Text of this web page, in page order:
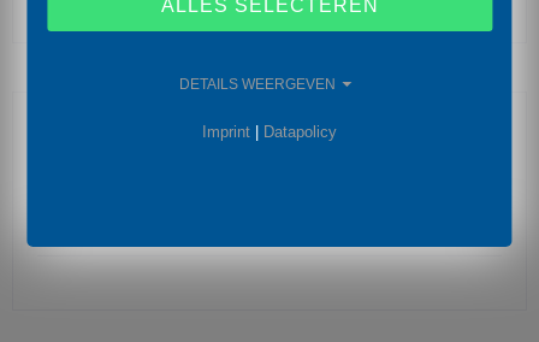
Optional Features
ALLES SELECTEREN
DETAILS WEERGEVEN
Imprint Datapolicy